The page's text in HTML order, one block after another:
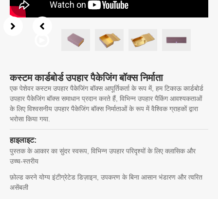
कस्टम कार्डबोर्ड उपहार पैकेजिंग बॉक्स निर्माता
एक पेशेवर कस्टम उपहार पैकेजिंग बॉक्स आपूर्तिकर्ता के रूप में, हम टिकाऊ कार्डबोर्ड
उपहार पैकेजिंग बॉक्स समाधान प्रदान करते हैं, विभिन्न उपहार पैकिंग आवश्यकताओं
के लिए विश्वसनीय उपहार पैकेजिंग बॉक्स निर्माताओं के रूप में वैश्विक ग्राहकों द्वारा
भरोसा किया गया.
हाइलाइट:
पुस्तक के आकार का सुंदर स्वरूप, विभिन्न उपहार परिदृश्यों के लिए क्लासिक और
उच्च-स्तरीय
फ़ोल्ड करने योग्य इंटीग्रेटेड डिज़ाइन, उपकरण के बिना आसान भंडारण और त्वरित
असेंबली